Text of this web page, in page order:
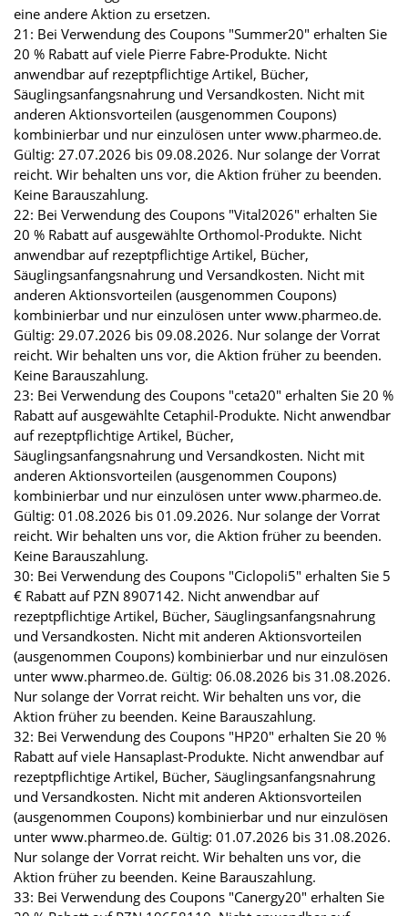
eine andere Aktion zu ersetzen.
21: Bei Verwendung des Coupons "Summer20" erhalten Sie
20 % Rabatt auf viele Pierre Fabre-Produkte. Nicht
anwendbar auf rezeptpflichtige Artikel, Bücher,
Säuglingsanfangsnahrung und Versandkosten. Nicht mit
anderen Aktionsvorteilen (ausgenommen Coupons)
kombinierbar und nur einzulösen unter www.pharmeo.de.
Gültig: 27.07.2026 bis 09.08.2026. Nur solange der Vorrat
reicht. Wir behalten uns vor, die Aktion früher zu beenden.
Keine Barauszahlung.
22: Bei Verwendung des Coupons "Vital2026" erhalten Sie
20 % Rabatt auf ausgewählte Orthomol-Produkte. Nicht
anwendbar auf rezeptpflichtige Artikel, Bücher,
Säuglingsanfangsnahrung und Versandkosten. Nicht mit
anderen Aktionsvorteilen (ausgenommen Coupons)
kombinierbar und nur einzulösen unter www.pharmeo.de.
Gültig: 29.07.2026 bis 09.08.2026. Nur solange der Vorrat
reicht. Wir behalten uns vor, die Aktion früher zu beenden.
Keine Barauszahlung.
23: Bei Verwendung des Coupons "ceta20" erhalten Sie 20 %
Rabatt auf ausgewählte Cetaphil-Produkte. Nicht anwendbar
auf rezeptpflichtige Artikel, Bücher,
Säuglingsanfangsnahrung und Versandkosten. Nicht mit
anderen Aktionsvorteilen (ausgenommen Coupons)
kombinierbar und nur einzulösen unter www.pharmeo.de.
Gültig: 01.08.2026 bis 01.09.2026. Nur solange der Vorrat
reicht. Wir behalten uns vor, die Aktion früher zu beenden.
Keine Barauszahlung.
30: Bei Verwendung des Coupons "Ciclopoli5" erhalten Sie 5
€ Rabatt auf PZN 8907142. Nicht anwendbar auf
rezeptpflichtige Artikel, Bücher, Säuglingsanfangsnahrung
und Versandkosten. Nicht mit anderen Aktionsvorteilen
(ausgenommen Coupons) kombinierbar und nur einzulösen
unter www.pharmeo.de. Gültig: 06.08.2026 bis 31.08.2026.
Nur solange der Vorrat reicht. Wir behalten uns vor, die
Aktion früher zu beenden. Keine Barauszahlung.
32: Bei Verwendung des Coupons "HP20" erhalten Sie 20 %
Rabatt auf viele Hansaplast-Produkte. Nicht anwendbar auf
rezeptpflichtige Artikel, Bücher, Säuglingsanfangsnahrung
und Versandkosten. Nicht mit anderen Aktionsvorteilen
(ausgenommen Coupons) kombinierbar und nur einzulösen
unter www.pharmeo.de. Gültig: 01.07.2026 bis 31.08.2026.
Nur solange der Vorrat reicht. Wir behalten uns vor, die
Aktion früher zu beenden. Keine Barauszahlung.
33: Bei Verwendung des Coupons "Canergy20" erhalten Sie